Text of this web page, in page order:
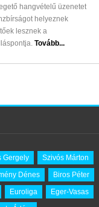
hangvételű üzenetet
helyeznek
lesznek a
Tovább...
Gergely
Szivós Márton
Dénes
Biros Péter
Euroliga
Eger-Vasas